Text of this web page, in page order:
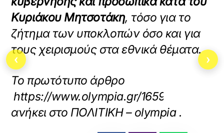
Κυριάκου Μητσοτάκη, τόσο για το
ζήτημα των υποκλοπών όσο και για
τους χειρισμούς στα εθνικά θέματα.
Το πρωτότυπο άρθρο
https://www.olympia.gr/1659181/
ανήκει στο ΠΟΛΙΤΙΚΗ – olympia .
‹ ›